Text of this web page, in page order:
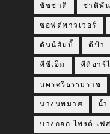
ชัชชาติ ชาติพั
ซอฟต์พาวเวอร์
ดันน์ฮัมบี้ ดีป้า
ทีซีเอ็ม ทีดีอาร์
นครศรีธรรมราช
นางนพมาศ น้ำ
บางกอก ไพรด์ เฟ